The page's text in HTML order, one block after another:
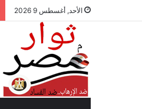
الأحد, أغسطس 9 2026